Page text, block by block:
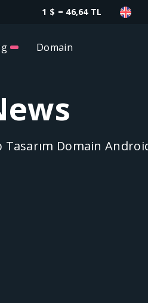
1 $ = 46,64 TL
Domain
Domain